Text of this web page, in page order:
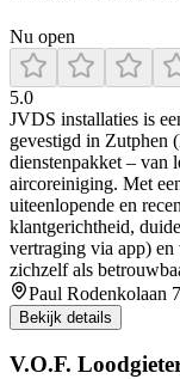
Nu open
5.0
JVDS installaties is
gevestigd in Zutphen
dienstenpakket – van
aircoreiniging. Met
uiteenlopende en
klantgerichtheid,
vertraging via app)
zichzelf als
Paul Rodenkolaan
Bekijk details
V.O.F.